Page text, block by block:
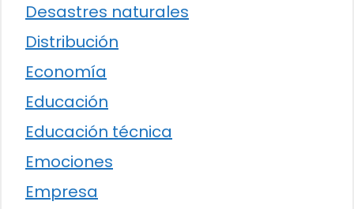
Desastres naturales
Distribución
Economía
Educación
Educación técnica
Emociones
Empresa